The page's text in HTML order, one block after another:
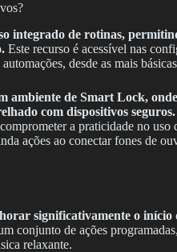
integrado de rotinas,
Este recurso é acessível nas
desde as mais
ambiente de Smart Lock,
com dispositivos seguros.
a praticidade no
ações ao conectar fones de
significativamente o início
conjunto de ações
relaxante.